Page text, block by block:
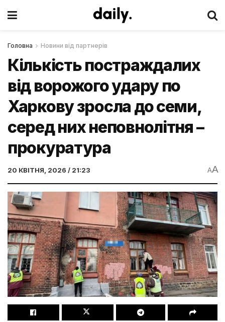
Головна Новини від партнерів
Кількість постраждалих
від ворожого удару по
Харкову зросла до семи,
серед них неповнолітня –
прокуратура
20 КВІТНЯ, 2026 / 21:23 AA